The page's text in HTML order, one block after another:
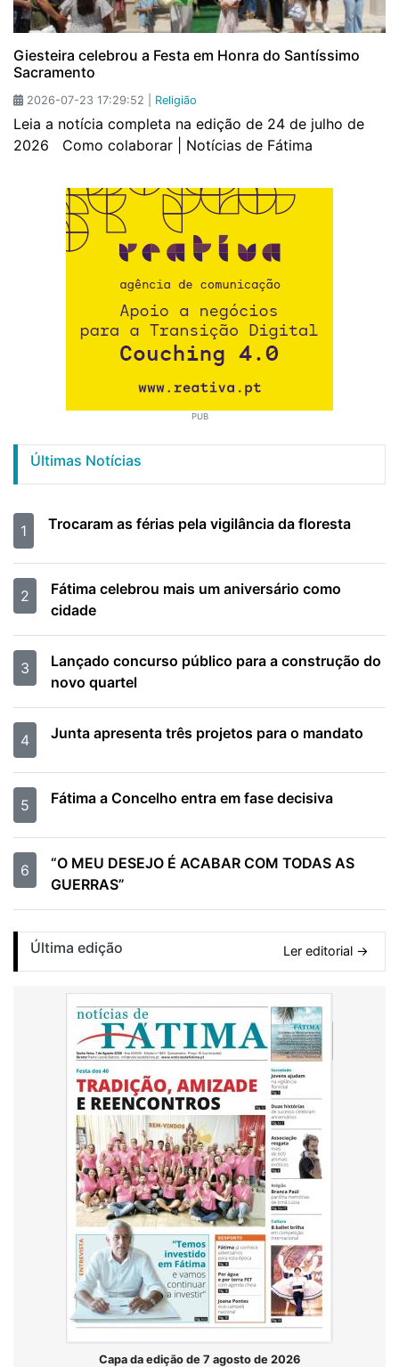
Giesteira celebrou a Festa em Honra do Santíssimo
Sacramento
2026-07-23 17:29:52 | Religião
Leia a notícia completa na edição de 24 de julho de
2026 Como colaborar | Notícias de Fátima
PUB
Últimas Notícias
1 Trocaram as férias pela vigilância da floresta
2
Fátima celebrou mais um aniversário como
cidade
3
Lançado concurso público para a construção do
novo quartel
4 Junta apresenta três projetos para o mandato
5 Fátima a Concelho entra em fase decisiva
6
“O MEU DESEJO É ACABAR COM TODAS AS
GUERRAS”
Última edição Ler editorial →
Capa da edição de 7 agosto de 2026